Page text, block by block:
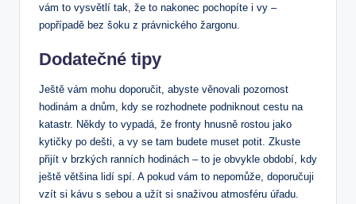
vám ⁤to vysvětlí tak, že​ to nakonec pochopíte i vy –
popřípadě bez⁢ šoku⁢ z právnického žargonu.
Dodatečné tipy
Ještě ‌vám mohu doporučit, abyste věnovali pozornost
hodinám a dnům, kdy se rozhodnete podniknout cestu na
katastr. Někdy ⁣to vypadá, že fronty⁢ hnusně‌ rostou jako
⁢kytičky po dešti, ⁤a vy se tam ‍budete muset potit.⁢ Zkuste ​
přijít v brzkých ranních hodinách – to ⁤je obvykle období, kdy
ještě‌ většina ‌lidí spí. A pokud vám to nepomůže, doporučuji
vzít‍ si kávu s sebou a užít‌ si snaživou ‍atmosféru úřadu.